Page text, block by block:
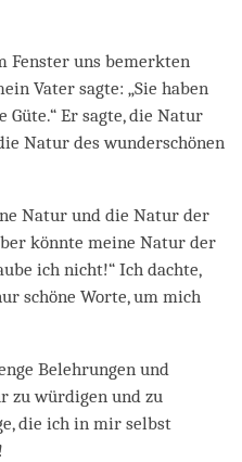
Fenster uns bemerkten
Vater sagte: „Sie haben
Güte.“ Er sagte, die Natur
Natur des wunderschönen
Natur und die Natur der
könnte meine Natur der
ich nicht!“ Ich dachte,
schöne Worte, um mich
Belehrungen und
zu würdigen und zu
die ich in mir selbst